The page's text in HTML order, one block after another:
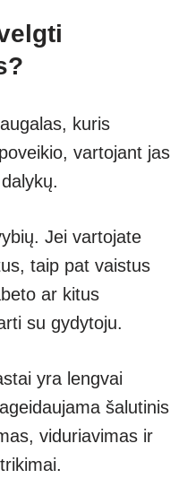
kuris
vartojant jas
Jei vartojate
taip pat vaistus
ar kitus
su gydytoju.
yra lengvai
šalutinis
viduriavimas ir